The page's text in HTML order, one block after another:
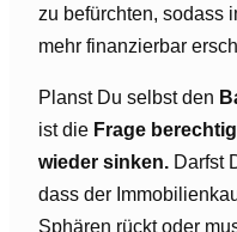
zu befürchten, sodass
mehr finanzierbar
Planst Du selbst den
ist die Frage
wieder sinken. Darfst
dass der
Sphären rückt oder